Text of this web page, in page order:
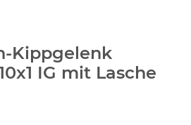
Kippgelenk
IG mit Lasche